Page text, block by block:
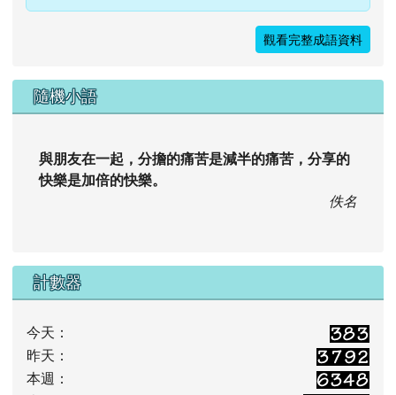
觀看完整成語資料
隨機小語
與朋友在一起，分擔的痛苦是減半的痛苦，分享的
快樂是加倍的快樂。
佚名
計數器
今天：
昨天：
本週：